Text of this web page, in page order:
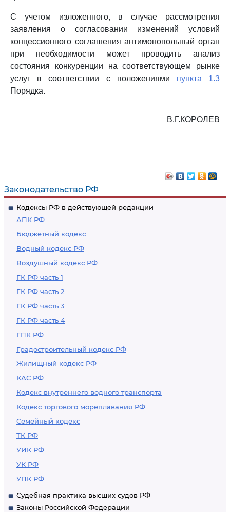
Законодательство РФ
Кодексы РФ в действующей редакции
АПК РФ
Бюджетный кодекс
Водный кодекс РФ
Воздушный кодекс РФ
ГК РФ часть 1
ГК РФ часть 2
ГК РФ часть 3
ГК РФ часть 4
ГПК РФ
Градостроительный кодекс РФ
Жилищный кодекс РФ
КАС РФ
Кодекс внутреннего водного транспорта
Кодекс торгового мореплавания РФ
Семейный кодекс
ТК РФ
УИК РФ
УК РФ
УПК РФ
Судебная практика высших судов РФ
Законы Российской Федерации
С учетом изложенного, в случае рассмотрения
заявления о согласовании изменений условий
концессионного соглашения антимонопольный орган
при необходимости может проводить анализ
состояния конкуренции на соответствующем рынке
услуг в соответствии с положениями пункта 1.3
Порядка.
В.Г.КОРОЛЕВ